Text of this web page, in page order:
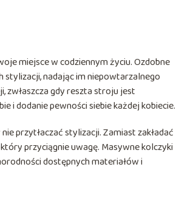
miejsce w codziennym życiu. Ozdobne
stylizacji, nadając im niepowtarzalnego
zwłaszcza gdy reszta stroju jest
i dodanie pewności siebie każdej kobiecie.
przytłaczać stylizacji. Zamiast zakładać
przyciągnie uwagę. Masywne kolczyki
dostępnych materiałów i